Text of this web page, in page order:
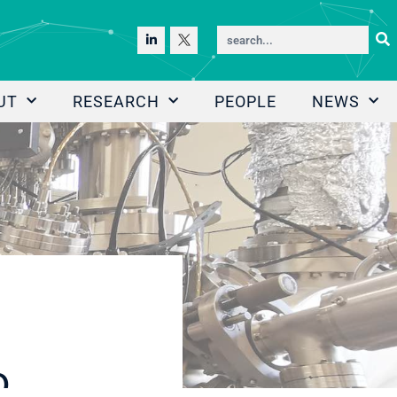
RESEARCH PEOPLE NEWS